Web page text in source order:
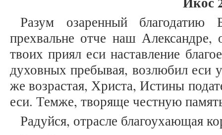
Разум озаренный
прехвальне отче наш Александре,
твоих приял еси наставление
духовных пребывая, возлюбил еси
же возрастая, Христа, Истины
еси. Темже, творяще честную
Радуйся, отрасле благоухающая